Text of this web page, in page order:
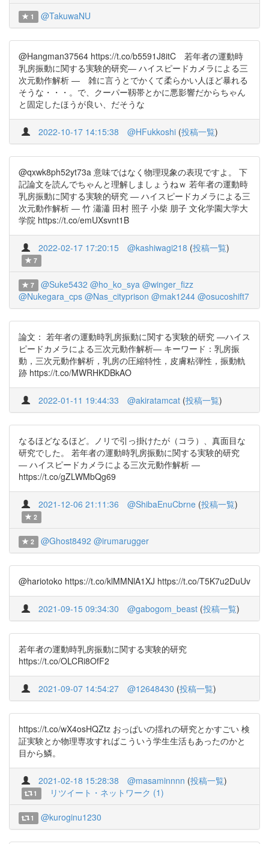
1 @TakuwaNU
@Hangman37564 https://t.co/b5591J8itC 若年者の運動時
乳房振動に関する実験的研究― ハイスピードカメラによる三
次元動作解析 ― 雑に言うとでかくて柔らかい人ほど暴れる
そうな・・・。で、クーパー靱帯とかに悪影響だからちゃん
と固定したほうが良い、だそうな
2022-10-17 14:15:38 @HFukkoshi (投稿一覧)
@qxwk8ph52yt73a 意味ではなく物理現象の表現ですよ。 下
記論文を読んでちゃんと理解しましょうねｗ 若年者の運動時
乳房振動に関する実験的研究 ― ハイスピードカメラによる三
次元動作解析 ― 竹 瀟瀟 田村 照子 小柴 朋子 文化学園大学大
学院 https://t.co/emUXsvnt1B
2022-02-17 17:20:15 @kashiwagi218 (投稿一覧)
7
7 @Suke5432 @ho_ko_sya @winger_fizz
@Nukegara_cps @Nas_cityprison @mak1244 @osucoshift7
論文： 若年者の運動時乳房振動に関する実験的研究 ―ハイス
ピードカメラによる三次元動作解析― キーワード：乳房振
動，三次元動作解析，乳房の圧縮特性，皮膚粘弾性，振動軌
跡 https://t.co/MWRHKDBkAO
2022-01-11 19:44:33 @akiratamcat (投稿一覧)
なるほどなるほど。ノリで引っ掛けたが（コラ）、真面目な
研究でした。 若年者の運動時乳房振動に関する実験的研究
― ハイスピードカメラによる三次元動作解析 ―
https://t.co/gZLWMbQg69
2021-12-06 21:11:36 @ShibaEnuCbrne (投稿一覧)
2
2 @Ghost8492 @irumarugger
@hariotoko https://t.co/klMMNlA1XJ https://t.co/T5K7u2DuUv
2021-09-15 09:34:30 @gabogom_beast (投稿一覧)
若年者の運動時乳房振動に関する実験的研究
https://t.co/OLCRi8OfF2
2021-09-07 14:54:27 @12648430 (投稿一覧)
https://t.co/wX4osHQZtz おっぱいの揺れの研究とかすごい 検
証実験とか物理専攻すればこういう学生生活もあったのかと
目から鱗。
2021-02-18 15:28:38 @masaminnnn (投稿一覧)
1 リツイート・ネットワーク (1)
1 @kuroginu1230